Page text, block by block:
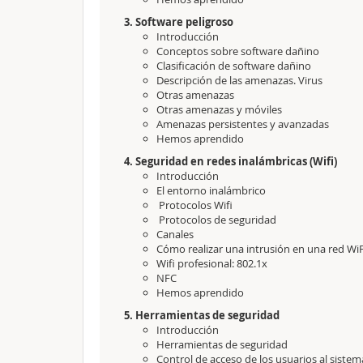
3. Software peligroso
Introducción
Conceptos sobre software dañino
Clasificación de software dañino
Descripción de las amenazas. Virus
Otras amenazas
Otras amenazas y móviles
Amenazas persistentes y avanzadas
Hemos aprendido
4. Seguridad en redes inalámbricas (Wifi)
Introducción
El entorno inalámbrico
Protocolos Wifi
Protocolos de seguridad
Canales
Cómo realizar una intrusión en una red
Wifi profesional: 802.1x
NFC
Hemos aprendido
5. Herramientas de seguridad
Introducción
Herramientas de seguridad
Control de acceso de los usuarios al